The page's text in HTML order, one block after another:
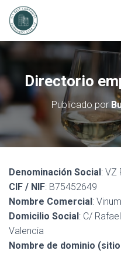
Directorio
Publicado por
Denominación Social: VZ
CIF / NIF: B75452649
Nombre Comercial:
Domicilio Social: C/
Valencia
Nombre de dominio